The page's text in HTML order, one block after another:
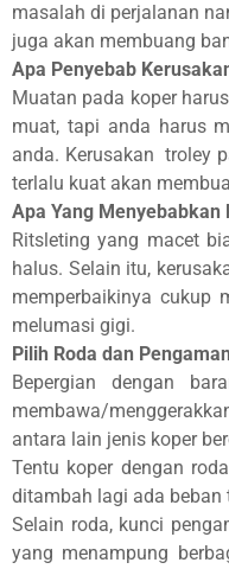
masalah di perjalanan
juga akan membuang
Apa Penyebab
Muatan pada koper
muat, tapi anda harus
anda. Kerusakan troley
terlalu kuat akan
Apa Yang Menyebabkan
Ritsleting yang macet
halus. Selain itu,
memperbaikinya cukup
melumasi gigi.
Pilih Roda dan
Bepergian dengan
membawa/
antara lain jenis koper
Tentu koper dengan
ditambah lagi ada beban
Selain roda, kunci
yang menampung